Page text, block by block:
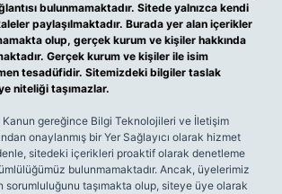
bulunmamaktadır. Sitede yalnızca kendi
paylaşılmaktadır. Burada yer alan içerikler
olup, gerçek kurum ve kişiler hakkında
Gerçek kurum ve kişiler ile isim
tesadüfidir. Sitemizdeki bilgiler taslak
niteliği taşımazlar.
Kanun gereğince Bilgi Teknolojileri ve İletişim
onaylanmış bir Yer Sağlayıcı olarak hizmet
sitedeki içerikleri proaktif olarak denetleme
bulunmamaktadır. Ancak, üyelerimiz
sorumluluğunu taşımakta olup, siteye üye olarak